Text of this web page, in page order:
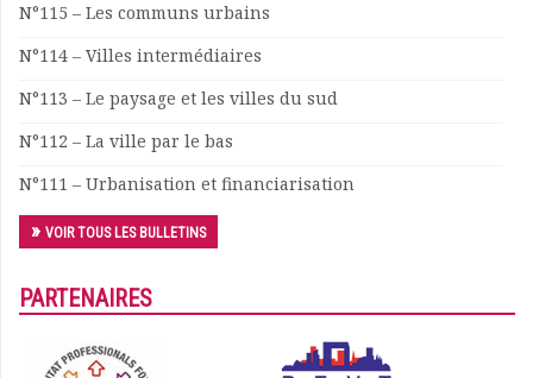
Annuaire
Actualités
N°115 – Les communs urbains
N°114 – Villes intermédiaires
N°113 – Le paysage et les villes du sud
N°112 – La ville par le bas
N°111 – Urbanisation et financiarisation
VOIR TOUS LES BULLETINS
PARTENAIRES